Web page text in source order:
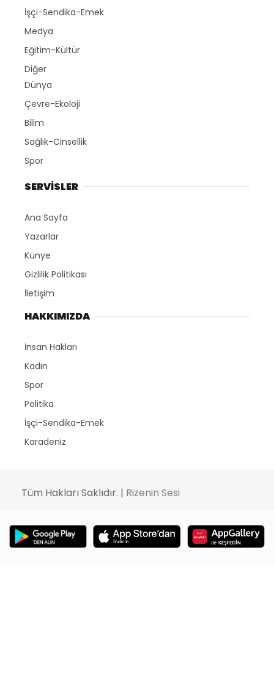
İşçi-Sendika-Emek
Medya
Eğitim-Kültür
Diğer
Dünya
Çevre-Ekoloji
Bilim
Sağlık-Cinsellik
Spor
SERVİSLER
Ana Sayfa
Yazarlar
Künye
Gizlilik Politikası
İletişim
HAKKIMIZDA
İnsan Hakları
Kadın
Spor
Politika
İşçi-Sendika-Emek
Karadeniz
Tüm Hakları Saklıdır. | Rizenin Sesi